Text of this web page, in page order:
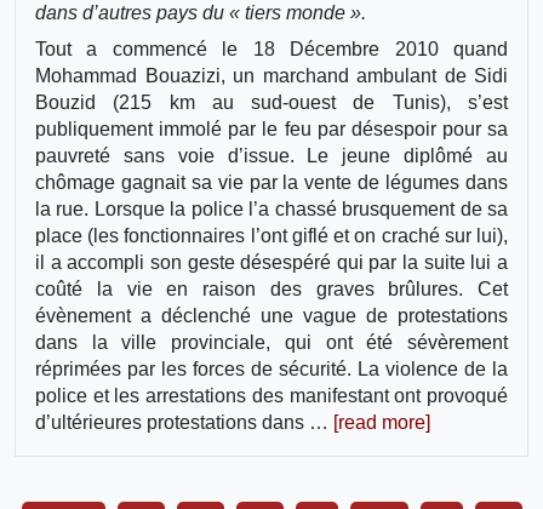
dans d’autres pays du « tiers monde ».
Tout a commencé le 18 Décembre 2010 quand
Mohammad Bouazizi, un marchand ambulant de Sidi
Bouzid (215 km au sud-ouest de Tunis), s’est
publiquement immolé par le feu par désespoir pour sa
pauvreté sans voie d’issue. Le jeune diplômé au
chômage gagnait sa vie par la vente de légumes dans
la rue. Lorsque la police l’a chassé brusquement de sa
place (les fonctionnaires l’ont giflé et on craché sur lui),
il a accompli son geste désespéré qui par la suite lui a
coûté la vie en raison des graves brûlures. Cet
évènement a déclenché une vague de protestations
dans la ville provinciale, qui ont été sévèrement
réprimées par les forces de sécurité. La violence de la
police et les arrestations des manifestant ont provoqué
d’ultérieures protestations dans … [read more]